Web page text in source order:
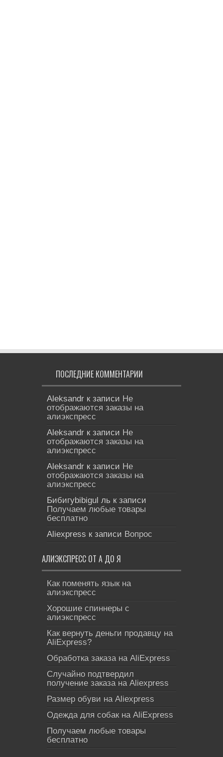
ПОСЛЕДНИЕ КОММЕНТАРИИ
Aleksandr к записи Не
отображаются заказы на
алиэкспресс
Aleksandr к записи Не
отображаются заказы на
алиэкспресс
Aleksandr к записи Не
отображаются заказы на
алиэкспресс
Бибигуbibigul ль к записи
Получаем любые товары
бесплатно
Aliexpress к записи Вопрос
АЛИЭКСПРЕСС ОТ А ДО Я
Как поменять язык на
алиэкспресс
Хорошие спиннеры с
алиэкспресс
Как вернуть деньги продавцу на
AliExpress?
Обработка заказа на AliExpress
Cлучайно подтвердил
получение заказа на Aliexpress
Размер обуви на Aliexpress
Одежда для собак на AliExpress
Получаем любые товары
бесплатно